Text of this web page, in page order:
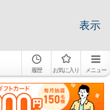
表示
履歴 お気に入り メニュー